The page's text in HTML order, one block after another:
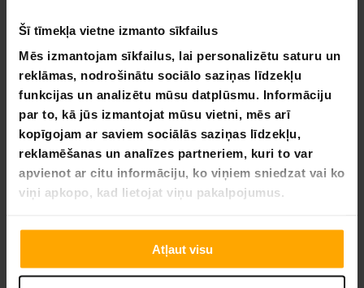
Šī tīmekļa vietne izmanto sīkfailus
Mēs izmantojam sīkfailus, lai personalizētu saturu un
reklāmas, nodrošinātu sociālo saziņas līdzekļu
funkcijas un analizētu mūsu datplūsmu. Informāciju
par to, kā jūs izmantojat mūsu vietni, mēs arī
kopīgojam ar saviem sociālās saziņas līdzekļu,
reklamēšanas un analīzes partneriem, kuri to var
apvienot ar citu informāciju, ko viņiem sniedzat vai ko
viņi apkopo, kad lietojat viņu pakalpojumus.
Atļaut visu
UZRAKSTĪT ATSAUKSMI
UZDOT JAUTĀJUMU
Atsauksme Jautājums